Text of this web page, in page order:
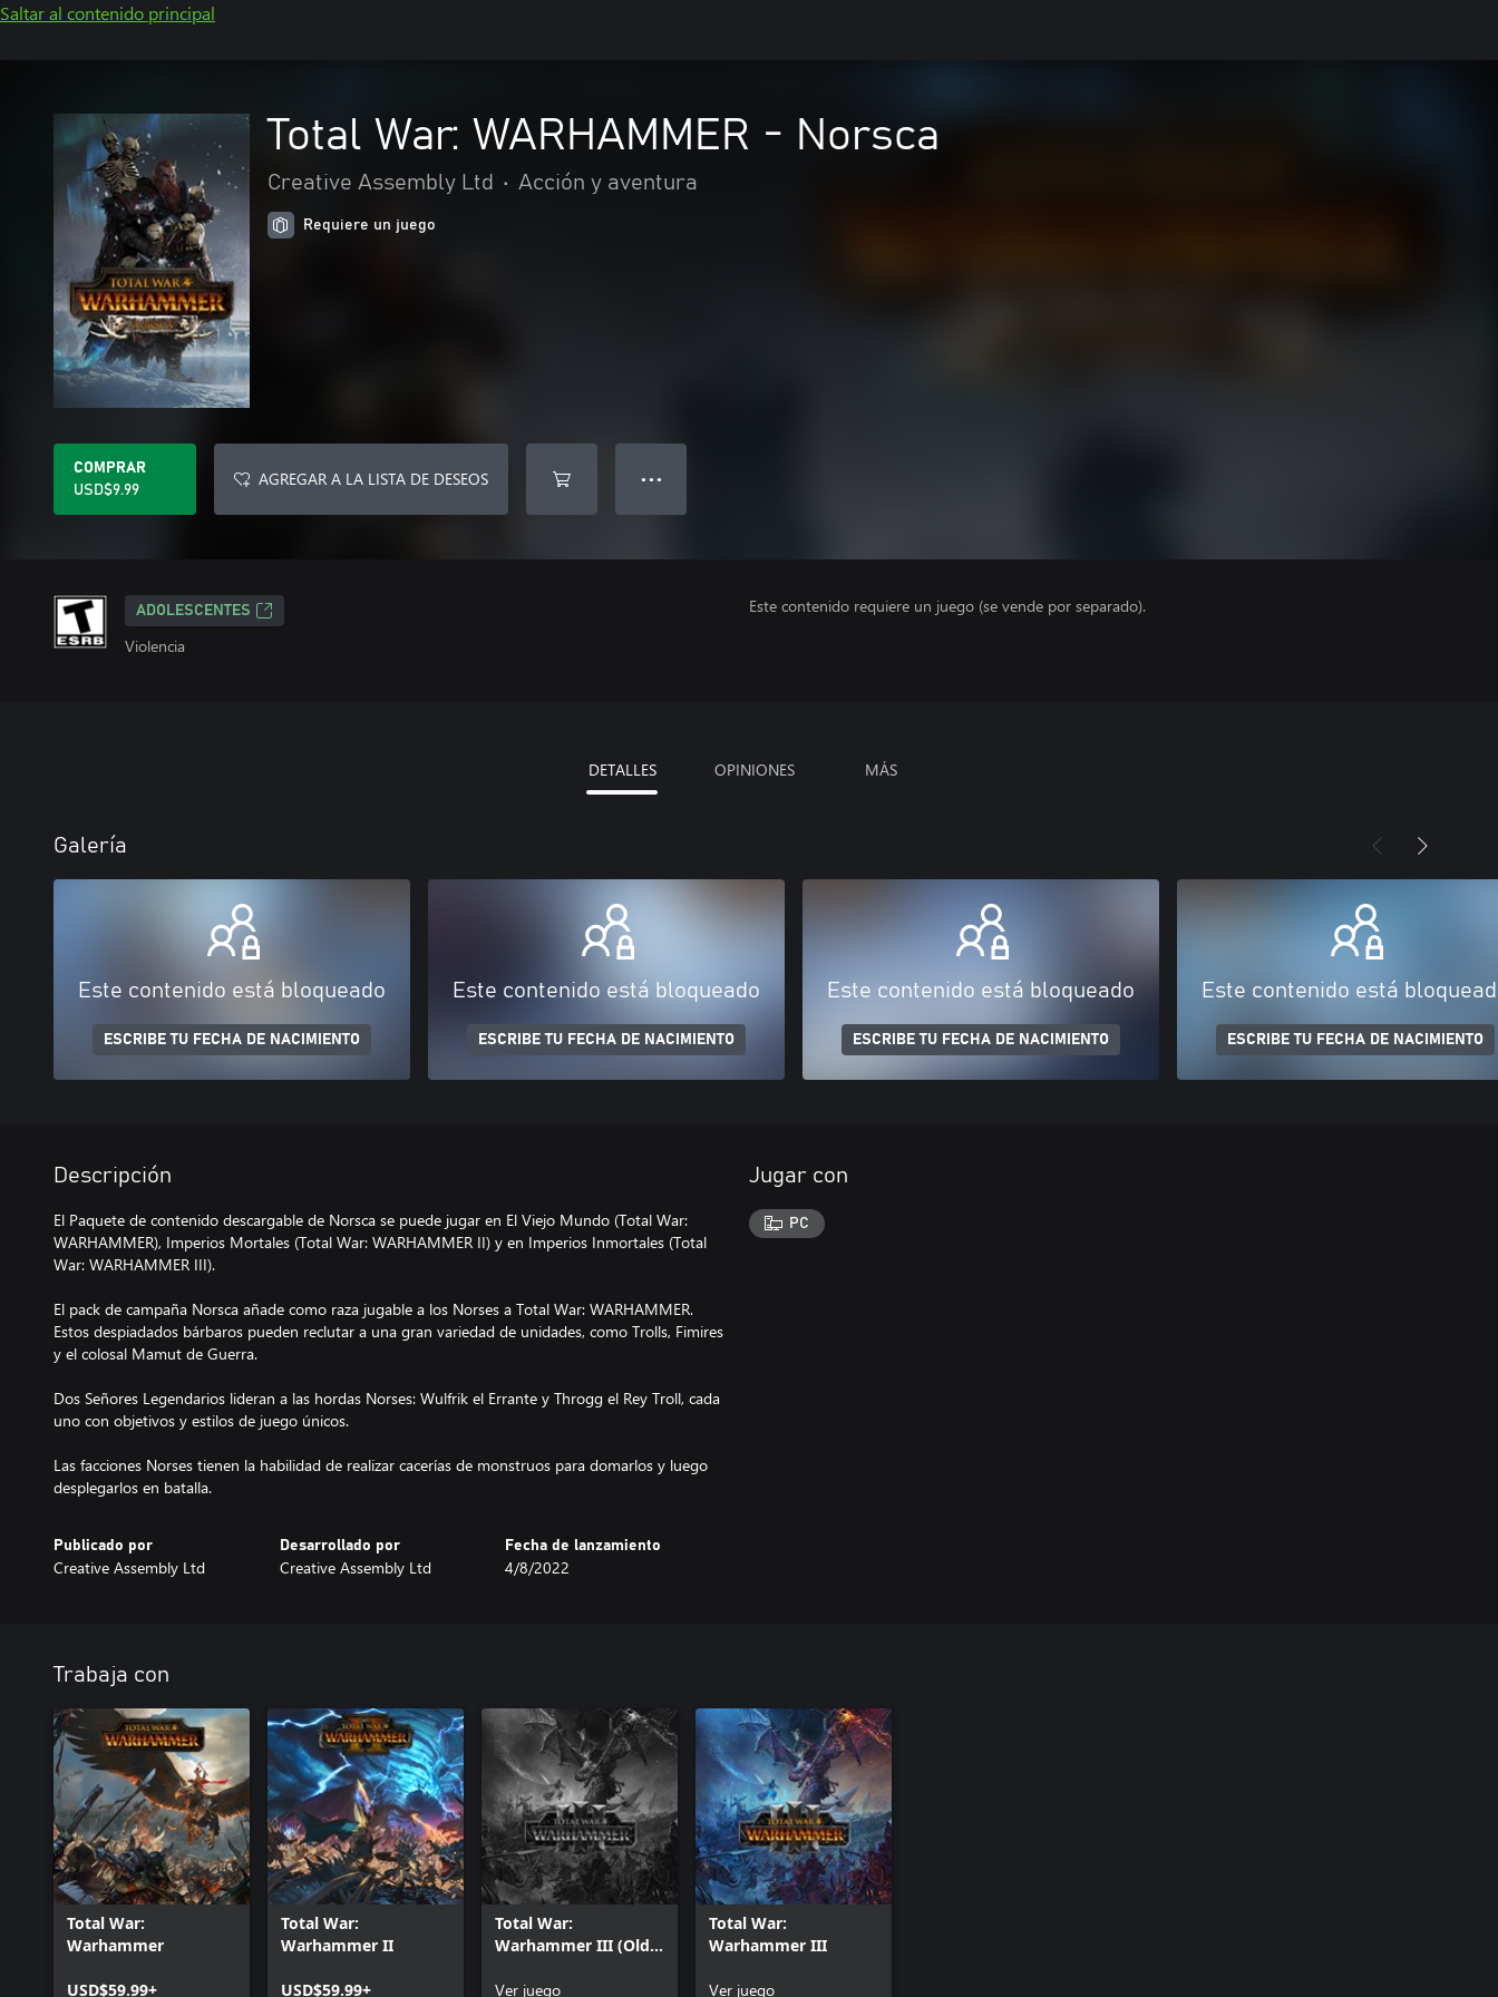
Saltar al contenido principal
Total War: WARHAMMER - Norsca
Creative Assembly Ltd • Acción y aventura
Requiere un juego
COMPRAR
USD$9.99
AGREGAR A LA LISTA DE DESEOS ● ● ●
ADOLESCENTES
Violencia
Este contenido requiere un juego (se vende por separado).
DETALLES OPINIONES MÁS
Galería
Este contenido está bloqueado
ESCRIBE TU FECHA DE NACIMIENTO
Este contenido está bloqueado
ESCRIBE TU FECHA DE NACIMIENTO
Este contenido está bloqueado
ESCRIBE TU FECHA DE NACIMIENTO
Este contenido está
ESCRIBE TU FECHA DE NACIMIENTO
Descripción
El Paquete de contenido descargable de Norsca se puede jugar en El Viejo Mundo (Total War:
WARHAMMER), Imperios Mortales (Total War: WARHAMMER II) y en Imperios Inmortales (Total
War: WARHAMMER III).
El pack de campaña Norsca añade como raza jugable a los Norses a Total War: WARHAMMER.
Estos despiadados bárbaros pueden reclutar a una gran variedad de unidades, como Trolls, Fimires
y el colosal Mamut de Guerra.
Dos Señores Legendarios lideran a las hordas Norses: Wulfrik el Errante y Throgg el Rey Troll, cada
uno con objetivos y estilos de juego únicos.
Las facciones Norses tienen la habilidad de realizar cacerías de monstruos para domarlos y luego
desplegarlos en batalla.
Publicado por
Creative Assembly Ltd
Desarrollado por
Creative Assembly Ltd
Fecha de lanzamiento
4/8/2022
Jugar con
PC
Trabaja con
Total War:
Warhammer
USD$59.99+
Total War:
Warhammer II
USD$59.99+
Total War:
Warhammer III (Old
Ver juego
Total War:
Warhammer III
Ver juego